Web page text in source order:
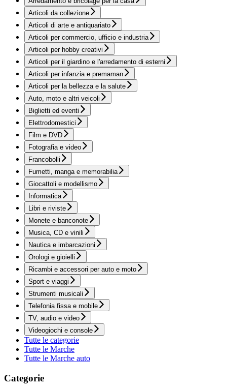
Articoli da collezione
Articoli di arte e antiquariato
Articoli per commercio, ufficio e industria
Articoli per hobby creativi
Articoli per il giardino e l'arredamento di esterni
Articoli per infanzia e premaman
Articoli per la bellezza e la salute
Auto, moto e altri veicoli
Biglietti ed eventi
Elettrodomestici
Film e DVD
Fotografia e video
Francobolli
Fumetti, manga e memorabilia
Giocattoli e modellismo
Informatica
Libri e riviste
Monete e banconote
Musica, CD e vinili
Nautica e imbarcazioni
Orologi e gioielli
Ricambi e accessori per auto e moto
Sport e viaggi
Strumenti musicali
Telefonia fissa e mobile
TV, audio e video
Videogiochi e console
Tutte le categorie
Tutte le Marche
Tutte le Marche auto
Categorie